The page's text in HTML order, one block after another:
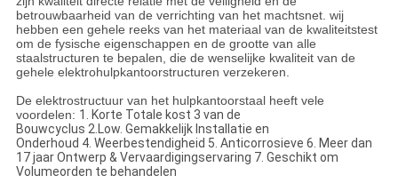
betrouwbaarheid van de verrichting van het machtsnet. wij
hebben een gehele reeks van het materiaal van de kwaliteitstest
om de fysische eigenschappen en de grootte van alle
staalstructuren te bepalen, die de wenselijke kwaliteit van de
gehele elektrohulpkantoorstructuren verzekeren.
De elektrostructuur van het hulpkantoorstaal heeft vele
voordelen: 1. Korte Totale kost 3 van de
Bouwcyclus 2.Low. Gemakkelijk Installatie en
Onderhoud 4. Weerbestendigheid 5. Anticorrosieve 6. Meer dan
17 jaar Ontwerp & Vervaardigingservaring 7. Geschikt om
Volumeorden te behandelen